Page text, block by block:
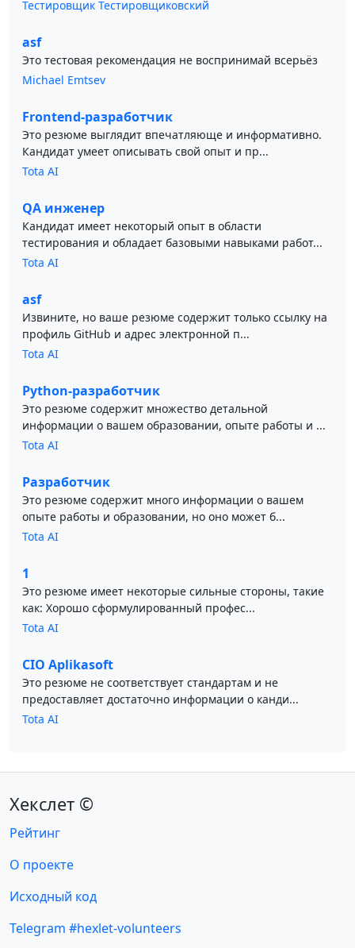
Тестировщик Тестировщиковский
asf
Это тестовая рекомендация не воспринимай всерьёз
Michael Emtsev
Frontend-разработчик
Это резюме выглядит впечатляюще и информативно.
Кандидат умеет описывать свой опыт и пр...
Tota AI
QA инженер
Кандидат имеет некоторый опыт в области
тестирования и обладает базовыми навыками работ...
Tota AI
asf
Извините, но ваше резюме содержит только ссылку на
профиль GitHub и адрес электронной п...
Tota AI
Python-разработчик
Это резюме содержит множество детальной
информации о вашем образовании, опыте работы и ...
Tota AI
Разработчик
Это резюме содержит много информации о вашем
опыте работы и образовании, но оно может б...
Tota AI
1
Это резюме имеет некоторые сильные стороны, такие
как: Хорошо сформулированный профес...
Tota AI
CIO Aplikasoft
Это резюме не соответствует стандартам и не
предоставляет достаточно информации о канди...
Tota AI
Хекслет ©
Рейтинг
О проекте
Исходный код
Telegram #hexlet-volunteers